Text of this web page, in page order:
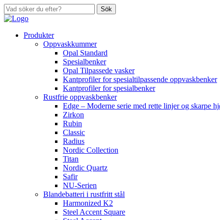
Sök
Produkter
Oppvaskkummer
Opal Standard
Spesialbenker
Opal Tilpassede vasker
Kantprofiler for spesialtilpassende oppvaskbenker
Kantprofiler for spesialbenker
Rustfrie oppvaskbenker
Edge – Moderne serie med rette linjer og skarpe
Zirkon
Rubin
Classic
Radius
Nordic Collection
Titan
Nordic Quartz
Safir
NU-Serien
Blandebatteri i rustfritt stål
Harmonized K2
Steel Accent Square